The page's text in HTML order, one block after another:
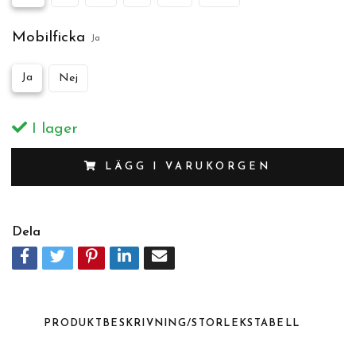
Mobilficka Ja
Ja Nej
I lager
LÄGG I VARUKORGEN
Dela
PRODUKTBESKRIVNING/STORLEKSTABELL